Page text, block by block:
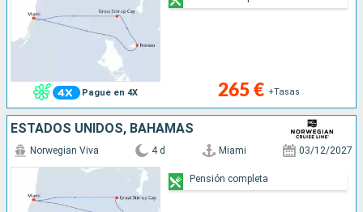
Pague en 4X 265 € +Tasas
ESTADOS UNIDOS, BAHAMAS
Norwegian Viva 4 d Miami 03/12/2027
Pensión completa